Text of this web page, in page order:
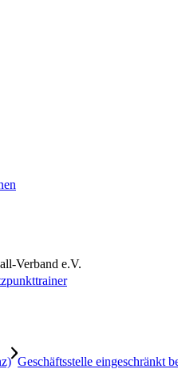
Verband e.V.
Geschäftsstelle eingeschränkt